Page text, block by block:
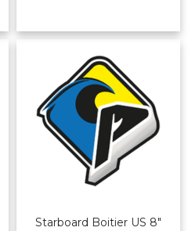
Starboard Boitier US 8"